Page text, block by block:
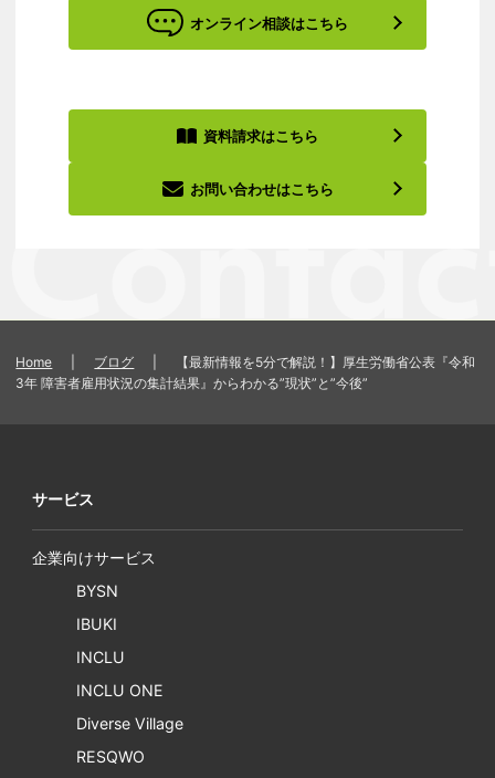
オンライン相談はこちら
資料請求はこちら
お問い合わせはこちら
Home ブログ
【最新情報を5分で解説！】厚生労働省公表『令和
3年 障害者雇用状況の集計結果』からわかる”現状”と”今後”
サービス
企業向けサービス
BYSN
IBUKI
INCLU
INCLU ONE
Diverse Village
RESQWO